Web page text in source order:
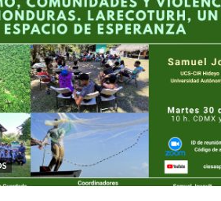
Estatutos
Fundadores
Publicaciones
Comité Editorial
Boletín